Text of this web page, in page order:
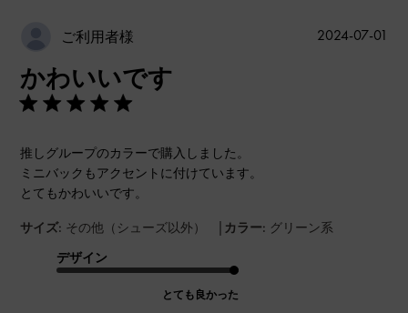
ご利用者様
かわいいです
推しグループのカラーで購入しました。
ミニバックもアクセントに付けています。
とてもかわいいです。
サイズ: その他（シューズ以外） | カラー: グリーン系
デザイン
とても良かった
2024-07-01